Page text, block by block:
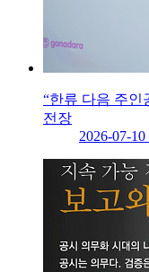
“한류 다음 주인
전장
2026-07-10